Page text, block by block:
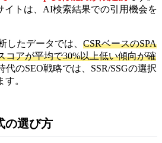
イトは、AI検索結果での引用機会を
したデータでは、 CSRベースのSPA
コアが平均で30%以上低い傾向が確
代のSEO戦略では、SSR/SSGの選択
。
の選び方